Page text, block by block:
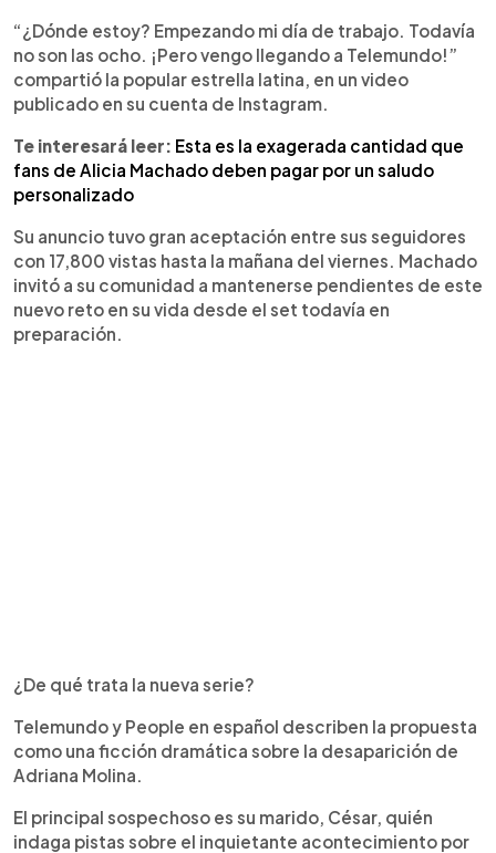
“¿Dónde estoy? Empezando mi día de trabajo. Todavía
no son las ocho. ¡Pero vengo llegando a Telemundo!”
compartió la popular estrella latina, en un video
publicado en su cuenta de Instagram.
Te interesará leer: Esta es la exagerada cantidad que
fans de Alicia Machado deben pagar por un saludo
personalizado
Su anuncio tuvo gran aceptación entre sus seguidores
con 17,800 vistas hasta la mañana del viernes. Machado
invitó a su comunidad a mantenerse pendientes de este
nuevo reto en su vida desde el set todavía en
preparación.
¿De qué trata la nueva serie?
Telemundo y People en español describen la propuesta
como una ficción dramática sobre la desaparición de
Adriana Molina.
El principal sospechoso es su marido, César, quién
indaga pistas sobre el inquietante acontecimiento por